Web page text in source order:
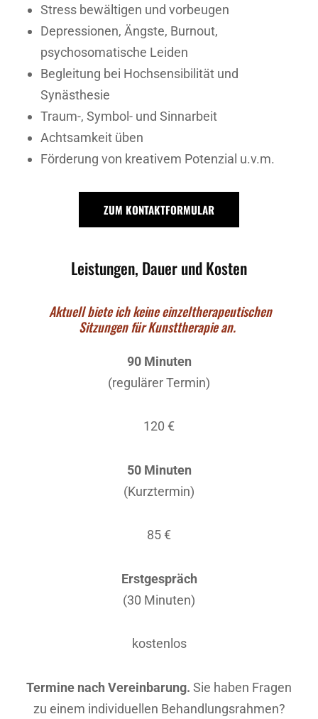
Stress bewältigen und vorbeugen
Depressionen, Ängste, Burnout,
psychosomatische Leiden
Begleitung bei Hochsensibilität und
Synästhesie
Traum-, Symbol- und Sinnarbeit
Achtsamkeit üben
Förderung von kreativem Potenzial u.v.m.
ZUM KONTAKTFORMULAR
Leistungen, Dauer und Kosten
Aktuell biete ich keine einzeltherapeutischen
Sitzungen für Kunsttherapie an.
90 Minuten
(regulärer Termin)
120 €
50 Minuten
(Kurztermin)
85 €
Erstgespräch
(30 Minuten)
kostenlos
Termine nach Vereinbarung. Sie haben Fragen
zu einem individuellen Behandlungsrahmen?